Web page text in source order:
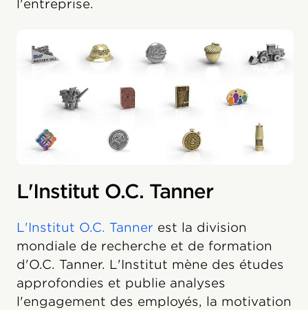
l'entreprise.
L'Institut O.C. Tanner
L'Institut O.C. Tanner est la division
mondiale de recherche et de formation
d'O.C. Tanner. L'Institut mène des études
approfondies et publie analyses
l'engagement des employés, la motivation